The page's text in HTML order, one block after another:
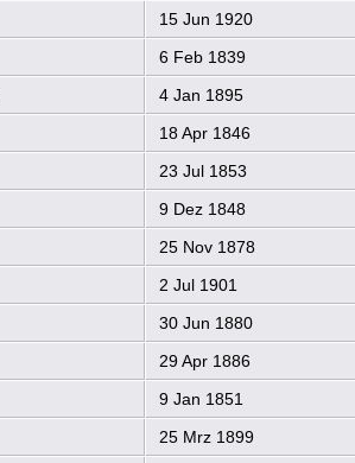
15 Jun 1920
6 Feb 1839
4 Jan 1895
18 Apr 1846
23 Jul 1853
9 Dez 1848
25 Nov 1878
2 Jul 1901
30 Jun 1880
29 Apr 1886
9 Jan 1851
25 Mrz 1899